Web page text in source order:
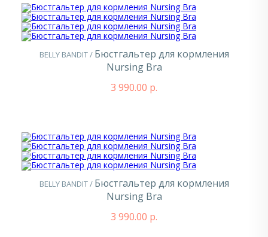
BELLY BANDIT / Бюстгальтер для кормления
Nursing Bra
3 990.00 р.
BELLY BANDIT / Бюстгальтер для кормления
Nursing Bra
3 990.00 р.